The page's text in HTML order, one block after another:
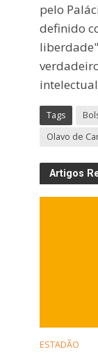
pelo
definido
Tags
Olavo de
Artigos
ESTADÃO